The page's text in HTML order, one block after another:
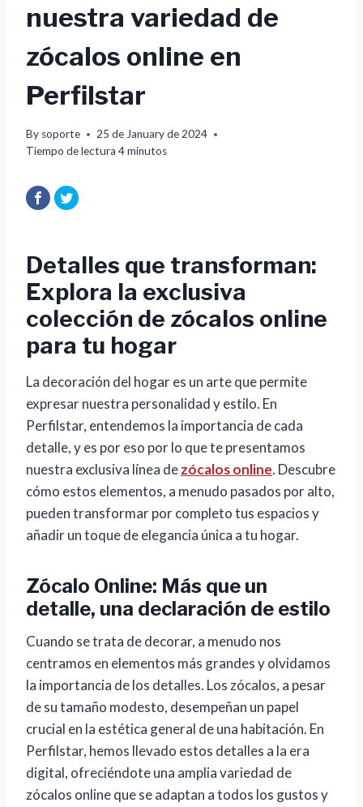
nuestra variedad de
zócalos online en
Perfilstar
By soporte
25 de January de 2024
Tiempo de lectura 4minutos
Detalles que transforman:
Explora la exclusiva
colección de zócalos online
para tu hogar
La decoración del hogar es un arte que permite
expresar nuestra personalidad y estilo. En
Perfilstar, entendemos la importancia de cada
detalle, y es por eso por lo que te presentamos
nuestra exclusiva línea dezócalos online. Descubre
cómo estos elementos, a menudo pasados por alto,
pueden transformar por completo tus espacios y
añadir un toque de elegancia única a tu hogar.
Zócalo Online: Más que un
detalle, una declaración de estilo
Cuando se trata de decorar, a menudo nos
centramos en elementos más grandes y olvidamos
la importancia de los detalles. Los zócalos, a pesar
de su tamaño modesto, desempeñan un papel
crucial en la estética general de una habitación. En
Perfilstar, hemos llevado estos detalles a la era
digital, ofreciéndote una amplia variedad de
zócalos online que se adaptan a todos los gustos y